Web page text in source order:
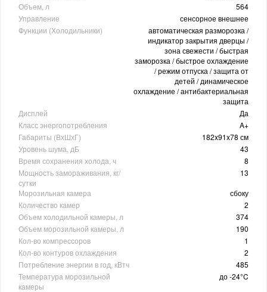
Объем, л
564
Управление
сенсорное внешнее
Функции (Холодильники)
автоматическая разморозка /
индикатор закрытия дверцы /
зона свежести / быстрая
заморозка / быстрое охлаждение
/ режим отпуска / защита от
детей / динамическое
охлаждение / антибактериальная
защита
Дисплей
Да
Класс энергопотребления
A+
Габариты (ВхШхГ)
182x91x78 см
Уровень шума, дБ
43
Время сохранения холода, ч
8
Мощность замораживания, кг/
сутки
13
Морозильная камера
сбоку
Количество камер
2
Объем холодильной камеры, л
374
Объем морозильной камеры, л
190
Кол-во компрессоров
1
Кол-во контуров охлаждения
2
Потребление энергии в год, кВтч
485
Температура морозильной
камеры
до -24°C